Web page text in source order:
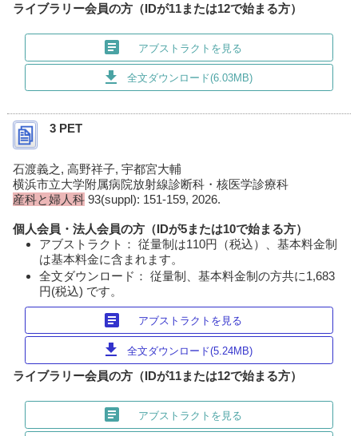
ライブラリー会員の方（IDが11または12で始まる方）
article アブストラクトを見る
download 全文ダウンロード(6.03MB)
3 PET
石渡義之, 高野祥子, 宇都宮大輔
横浜市立大学附属病院放射線診断科・核医学診療科
産科と婦人科 93(suppl): 151-159, 2026.
個人会員・法人会員の方（IDが5または10で始まる方）
アブストラクト： 従量制は110円（税込）、基本料金制
は基本料金に含まれます。
全文ダウンロード： 従量制、基本料金制の方共に1,683
円(税込) です。
article アブストラクトを見る
download 全文ダウンロード(5.24MB)
ライブラリー会員の方（IDが11または12で始まる方）
article アブストラクトを見る